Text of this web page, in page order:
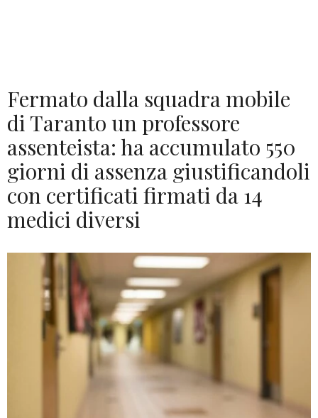
Fermato dalla squadra mobile
di Taranto un professore
assenteista: ha accumulato 550
giorni di assenza giustificandoli
con certificati firmati da 14
medici diversi